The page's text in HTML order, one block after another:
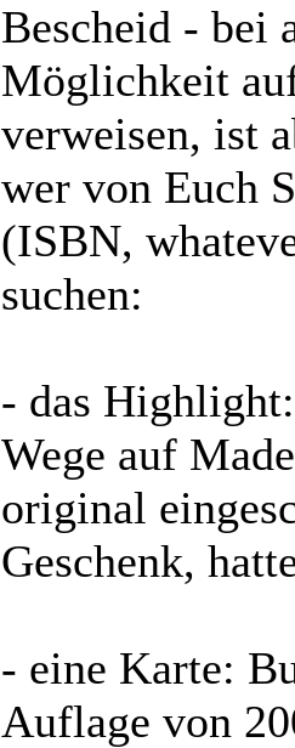
Bescheid - bei
Möglichkeit
verweisen, ist
wer von Euch
(ISBN,
suchen:
- das
Wege auf
original
Geschenk,
- eine Karte:
Auflage von